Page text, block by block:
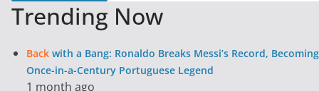
Trending Now
Back with a Bang: Ronaldo Breaks Messi’s Record,
Once-in-a-Century Portuguese Legend
1 month ago